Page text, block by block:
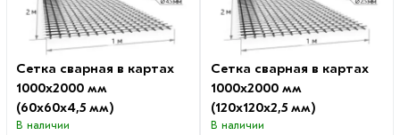
Сетка сварная в картах
1000х2000 мм
(60х60х4,5 мм)
В наличии
Сетка сварная в картах
1000х2000 мм
(120х120х2,5 мм)
В наличии